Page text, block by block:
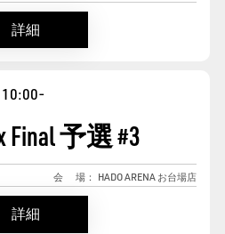
詳細
10:00-
Final 予選#3
会 場： HADO ARENA お台場店
詳細